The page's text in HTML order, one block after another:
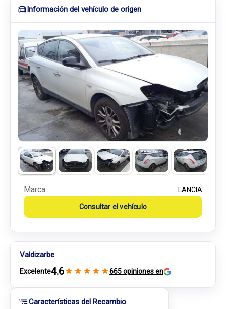
Características del Recambio
Información del vehículo de origen
Marca: LANCIA
Consultar el vehículo
Valdizarbe
Excelente4.6★ ★ ★ ★ ★665 opiniones en